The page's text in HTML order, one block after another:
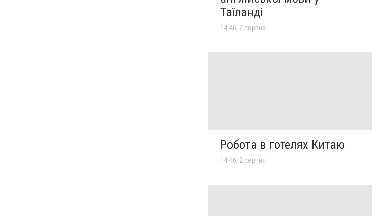
Таїланді
14:46, 2 серпня
Робота в готелях Китаю
14:46, 2 серпня